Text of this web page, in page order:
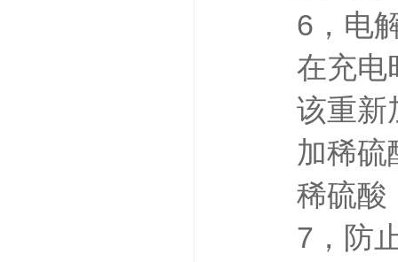
6，电
在充电
该重新
加稀硫
稀硫酸
7，防